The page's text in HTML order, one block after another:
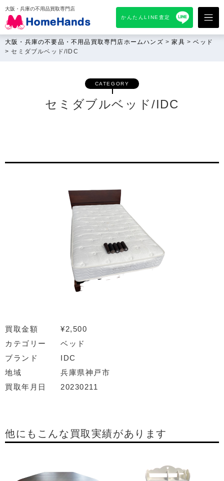
大阪・兵庫の不用品買取専門店
かんたんLINE査定
大阪・兵庫の不要品・不用品買取専門店ホームハンズ >家具 >ベッド
> セミダブルベッド/IDC
CATEGORY
セミダブルベッド/IDC
買取金額
¥2,500
カテゴリー
ベッド
ブランド
IDC
地域
兵庫県神戸市
買取年月日
20230211
他にもこんな買取実績があります